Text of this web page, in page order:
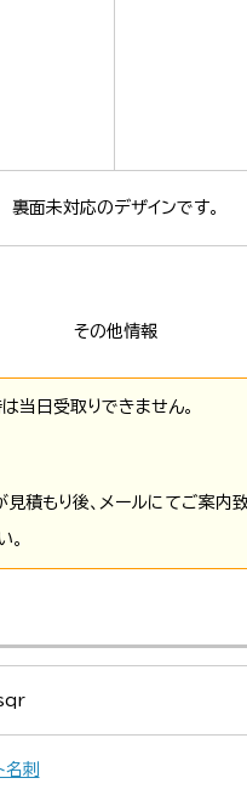
裏面未対応のデザインです。
その他情報
当日受取りできません。
積もり後、メールにてご案内致
。
名刺